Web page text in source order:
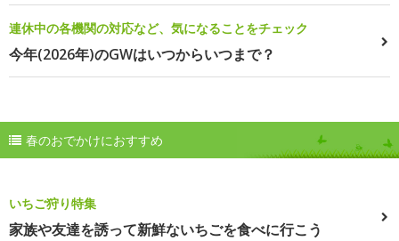
連休中の各機関の対応など、気になることをチェック
今年(2026年)のGWはいつからいつまで？
春のおでかけにおすすめ
いちご狩り特集
家族や友達を誘って新鮮ないちごを食べに行こう